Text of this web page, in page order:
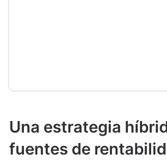
Una estrategia
fuentes de